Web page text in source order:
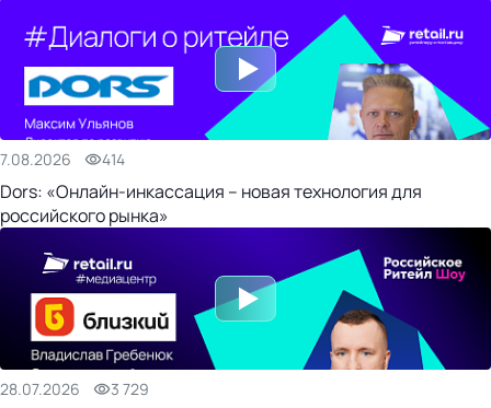
7.08.2026 414
Dors: «Онлайн-инкассация – новая технология для
российского рынка»
28.07.2026 3 729